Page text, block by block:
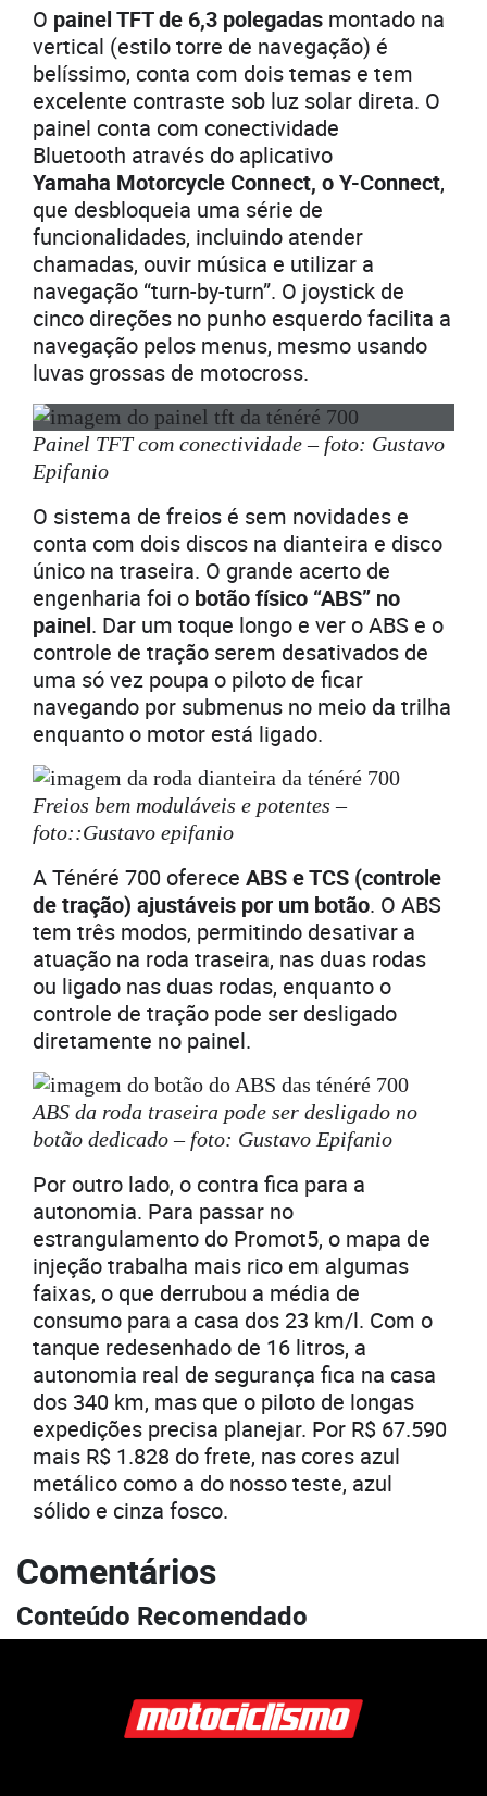
O painel TFT de 6,3 polegadas montado na
vertical (estilo torre de navegação) é
belíssimo, conta com dois temas e tem
excelente contraste sob luz solar direta. O
painel conta com conectividade
Bluetooth através do aplicativo
Yamaha Motorcycle Connect, o Y-Connect,
que desbloqueia uma série de
funcionalidades, incluindo atender
chamadas, ouvir música e utilizar a
navegação “turn-by-turn”. O joystick de
cinco direções no punho esquerdo facilita a
navegação pelos menus, mesmo usando
luvas grossas de motocross.
Painel TFT com conectividade – foto: Gustavo
Epifanio
O sistema de freios é sem novidades e
conta com dois discos na dianteira e disco
único na traseira. O grande acerto de
engenharia foi o botão físico “ABS” no
painel. Dar um toque longo e ver o ABS e o
controle de tração serem desativados de
uma só vez poupa o piloto de ficar
navegando por submenus no meio da trilha
enquanto o motor está ligado.
Freios bem moduláveis e potentes –
foto::Gustavo epifanio
A Ténéré 700 oferece ABS e TCS (controle
de tração) ajustáveis por um botão. O ABS
tem três modos, permitindo desativar a
atuação na roda traseira, nas duas rodas
ou ligado nas duas rodas, enquanto o
controle de tração pode ser desligado
diretamente no painel.
ABS da roda traseira pode ser desligado no
botão dedicado – foto: Gustavo Epifanio
Por outro lado, o contra fica para a
autonomia. Para passar no
estrangulamento do Promot5, o mapa de
injeção trabalha mais rico em algumas
faixas, o que derrubou a média de
consumo para a casa dos 23 km/l. Com o
tanque redesenhado de 16 litros, a
autonomia real de segurança fica na casa
dos 340 km, mas que o piloto de longas
expedições precisa planejar. Por R$ 67.590
mais R$ 1.828 do frete, nas cores azul
metálico como a do nosso teste, azul
sólido e cinza fosco.
Comentários
Conteúdo Recomendado